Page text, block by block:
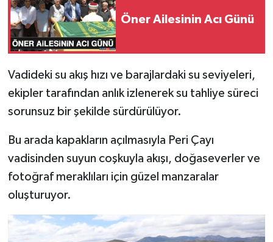
Öner Ailesinin Acı Günü
Vadideki su akış hızı ve barajlardaki su seviyeleri,
ekipler tarafından anlık izlenerek su tahliye süreci
sorunsuz bir şekilde sürdürülüyor.
Bu arada kapakların açılmasıyla Peri Çayı
vadisinden suyun coşkuyla akışı, doğaseverler ve
fotoğraf meraklıları için güzel manzaralar
oluşturuyor.